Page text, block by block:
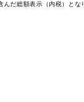
だ総額表示（内税）とな